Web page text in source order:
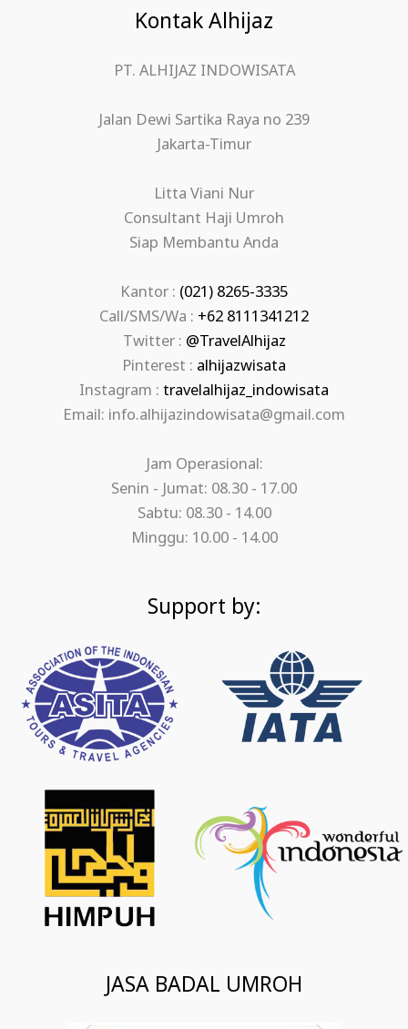
Kontak Alhijaz
PT. ALHIJAZ INDOWISATA
Jalan Dewi Sartika Raya no 239
Jakarta-Timur
Litta Viani Nur
Consultant Haji Umroh
Siap Membantu Anda
Kantor : (021) 8265-3335
Call/SMS/Wa : +62 8111341212
Twitter : @TravelAlhijaz
Pinterest : alhijazwisata
Instagram : travelalhijaz_indowisata
Email: info.alhijazindowisata@gmail.com
Jam Operasional:
Senin - Jumat: 08.30 - 17.00
Sabtu: 08.30 - 14.00
Minggu: 10.00 - 14.00
Support by:
JASA BADAL UMROH